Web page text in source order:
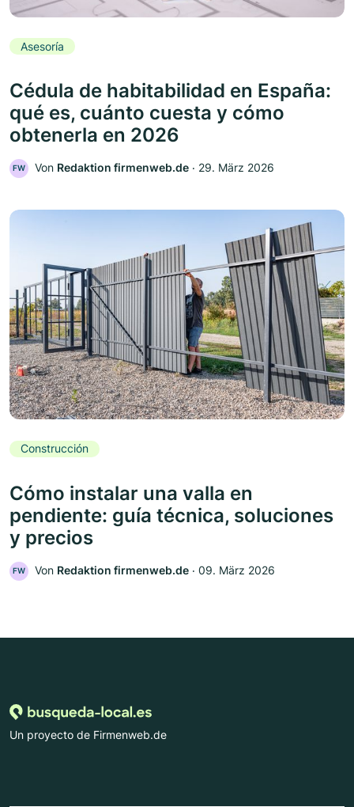
Asesoría
Cédula de habitabilidad en España:
qué es, cuánto cuesta y cómo
obtenerla en 2026
FW Von Redaktion firmenweb.de ‧ 29. März 2026
Construcción
Cómo instalar una valla en
pendiente: guía técnica, soluciones
y precios
FW Von Redaktion firmenweb.de ‧ 09. März 2026
Un proyecto de Firmenweb.de